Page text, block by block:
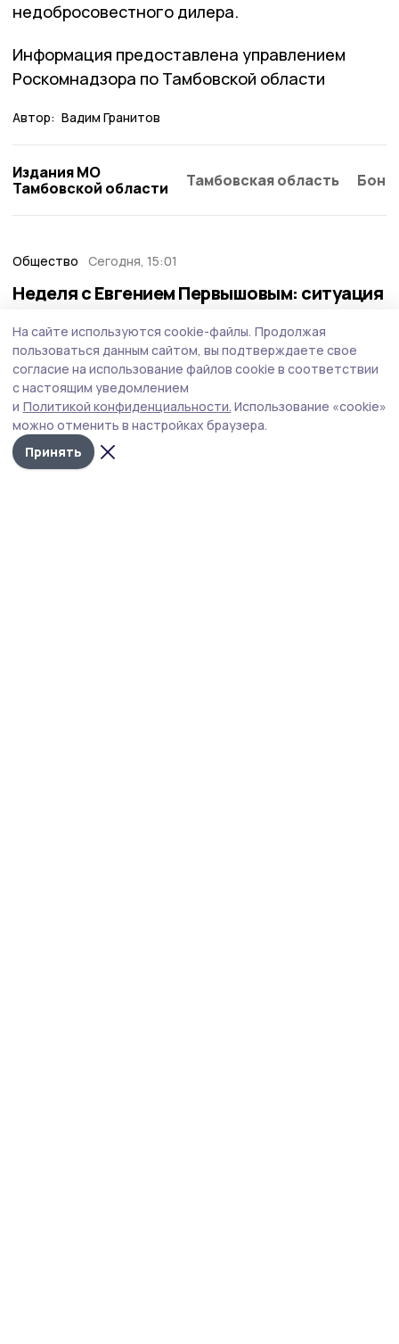
недобросовестного дилера.
Информация предоставлена управлением
Роскомнадзора по Тамбовской области
Автор: Вадим Гранитов
Издания МО
Тамбовской области
Тамбовская область
Общество Сегодня, 15:01
Неделя с Евгением Первышовым: ситуация
приоритеты образования
Губернатор держит на контроле ситуацию с бензином,
требует навести порядок с мусором в Тамбове.
На сайте используются cookie-файлы. Продолжая
пользоваться данным сайтом, вы подтверждаете свое
согласие на использование файлов cookie в соответствии
с настоящим уведомлением
и Политикой конфиденциальности. Использование «cookie»
можно отменить в настройках браузера.
Принять